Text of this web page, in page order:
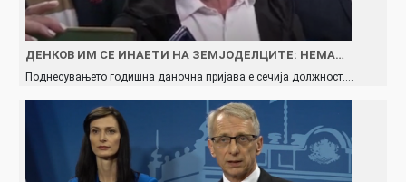
ДЕНКОВ ИМ СЕ ИНАЕТИ НА ЗЕМЈОДЕЛЦИТЕ: НЕМА…
Поднесувањето годишна даночна пријава е сечија должност.…